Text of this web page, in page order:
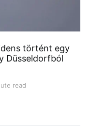
történt egy
Düsseldorfból
read